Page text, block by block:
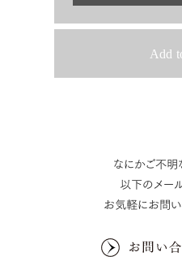
なにかご不明
以下のメー
お気軽にお問い